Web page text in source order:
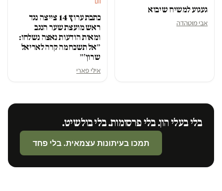
געגוע למשיח שיבוא
אבי מוטהדה
כתבת ערוץ 14 צייצה נגד
ראש מועצת שער הנגב
ומאות הודעות נאצה נשלחו:
״אל תשכח מה קרה לאריאל
שרון׳״
אילי פארי
בלי בעלי הון. בלי פרסומות. בלי בולשיט.
תמכו בעיתונות עצמאית. בלי פחד